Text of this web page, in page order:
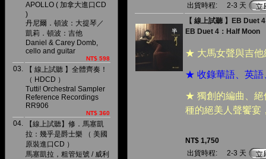
APOLLO ( 加拿大進口CD
)
丹尼爾．頓波：大提琴／
凱莉．頓波：吉他
Daniel & Carey Domb,
cello and guitar
NT$ 598
03.
【 線上試聽 】全體齊奏！
（ HDCD ）
Tutti! Orchestral Sampler
Reference Recordings
RR906
NT$ 360
04.
【線上試聽】修．馬塞凱
拉：幾乎是爵士樂 （ 美國
原裝進口CD ）
馬塞凱拉，粗管短號 / 威利
出貨時程:
2-3 天
【 線上試聽 】EB Duet
EB Duet 4：Half Moon
★ 大馬女聲與吉他
★ 收錄華語、英語
★ 獨創的編曲、絕
種的絕美人聲饗宴
NT$ 1,750
出貨時程:
2-3 天